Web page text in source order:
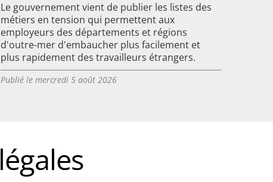
Le gouvernement vient de publier les listes des
métiers en tension qui permettent aux
employeurs des départements et régions
d'outre-mer d'embaucher plus facilement et
plus rapidement des travailleurs étrangers.
Publié le mercredi 5 août 2026
légales